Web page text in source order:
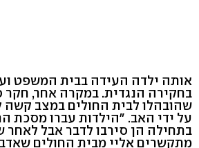
אותה ילדה העידה בבית המשפט
בחקירה הנגדית. במקרה אחר, חקר
שהובהלו לבית החולים במצב קשה
על ידי האב. "הילדות עברו מסכת
בתחילה הן סירבו לדבר אבל לאחר
מתקשרים אליי מבית החולים